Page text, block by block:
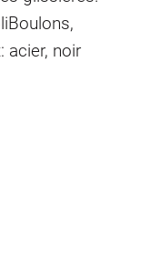
de fond
Boulons,
acier, noir